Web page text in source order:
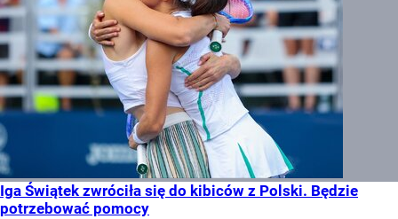
Iga Świątek zwróciła się do kibiców z Polski. Będzie
potrzebować pomocy